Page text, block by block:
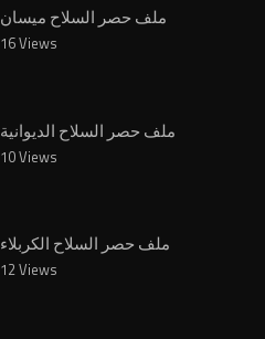
ملف حصر السلاح ميسان
16 Views
ملف حصر السلاح الديوانية
10 Views
⁣ملف حصر السلاح الكربلاء
12 Views